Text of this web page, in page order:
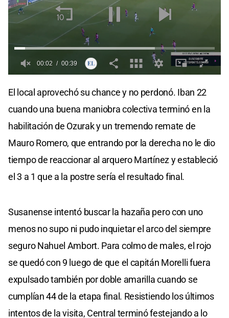
El local aprovechó su chance y no perdonó. Iban 22
cuando una buena maniobra colectiva terminó en la
habilitación de Ozurak y un tremendo remate de
Mauro Romero, que entrando por la derecha no le dio
tiempo de reaccionar al arquero Martínez y estableció
el 3 a 1 que a la postre sería el resultado final.
Susanense intentó buscar la hazaña pero con uno
menos no supo ni pudo inquietar el arco del siempre
seguro Nahuel Ambort. Para colmo de males, el rojo
se quedó con 9 luego de que el capitán Morelli fuera
expulsado también por doble amarilla cuando se
cumplían 44 de la etapa final. Resistiendo los últimos
intentos de la visita, Central terminó festejando a lo